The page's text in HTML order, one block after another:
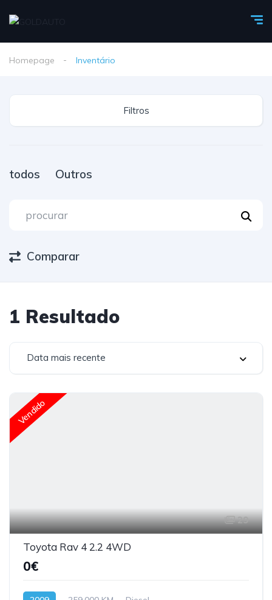
Homepage Inventário
Filtros
todos Outros
Comparar
1 Resultado
Data mais recente
Vendido
29
Toyota Rav 4 2.2 4WD
0€